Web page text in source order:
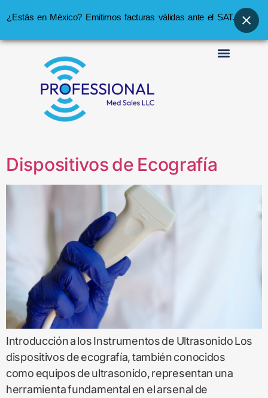
Dispositivos de Ecografía
Introducción a los Instrumentos de Ultrasonido Los
dispositivos de ecografía, también conocidos
como equipos de ultrasonido, representan una
herramienta fundamental en el arsenal de
¿Estás en México? Emitimos facturas válidas ante el SAT.